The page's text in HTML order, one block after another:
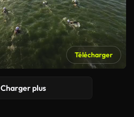
Télécharger
Charger plus